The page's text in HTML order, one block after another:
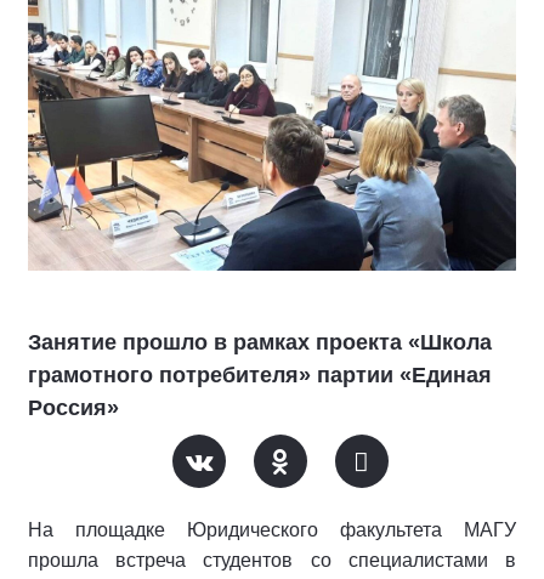
Занятие прошло в рамках проекта «Школа
грамотного потребителя» партии «Единая
Россия»
На площадке Юридического факультета МАГУ
прошла встреча студентов со специалистами в